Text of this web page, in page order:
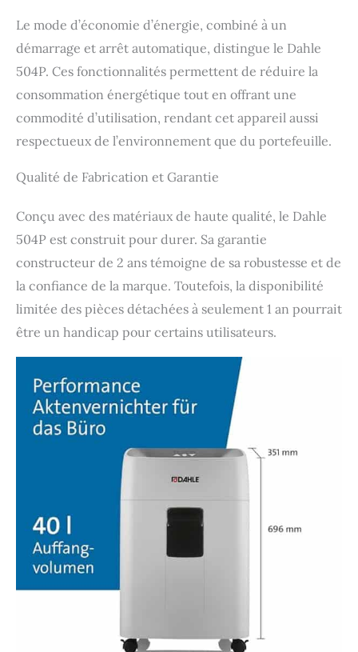
Le mode d’économie d’énergie, combiné à un
démarrage et arrêt automatique, distingue le Dahle
504P. Ces fonctionnalités permettent de réduire la
consommation énergétique tout en offrant une
commodité d’utilisation, rendant cet appareil aussi
respectueux de l’environnement que du portefeuille.
Qualité de Fabrication et Garantie
Conçu avec des matériaux de haute qualité, le Dahle
504P est construit pour durer. Sa garantie
constructeur de 2 ans témoigne de sa robustesse et de
la confiance de la marque. Toutefois, la disponibilité
limitée des pièces détachées à seulement 1 an pourrait
être un handicap pour certains utilisateurs.